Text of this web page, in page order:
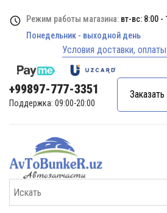
Режим работы магазина: вт-вс: 8:00 -
Понедельник - выходной день
Условия доставки,
+99897-777-3351
Поддержка: 09:00-20:00